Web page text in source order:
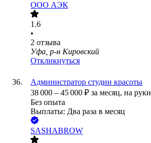
ООО АЭК
1.6
•
2 отзыва
Уфа, р-н Кировский
Откликнуться
Администратор студии красоты
38 000 – 45 000 ₽ за месяц, на руки
Без опыта
Выплаты: Два раза в месяц
SASHABROW